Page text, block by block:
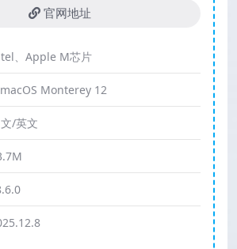
官网地址
、Apple M芯片
Monterey 12
/英文